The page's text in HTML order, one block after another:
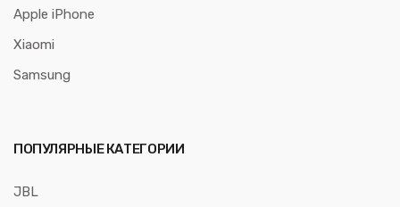
Apple iPhone
Xiaomi
Samsung
ПОПУЛЯРНЫЕ КАТЕГОРИИ
JBL